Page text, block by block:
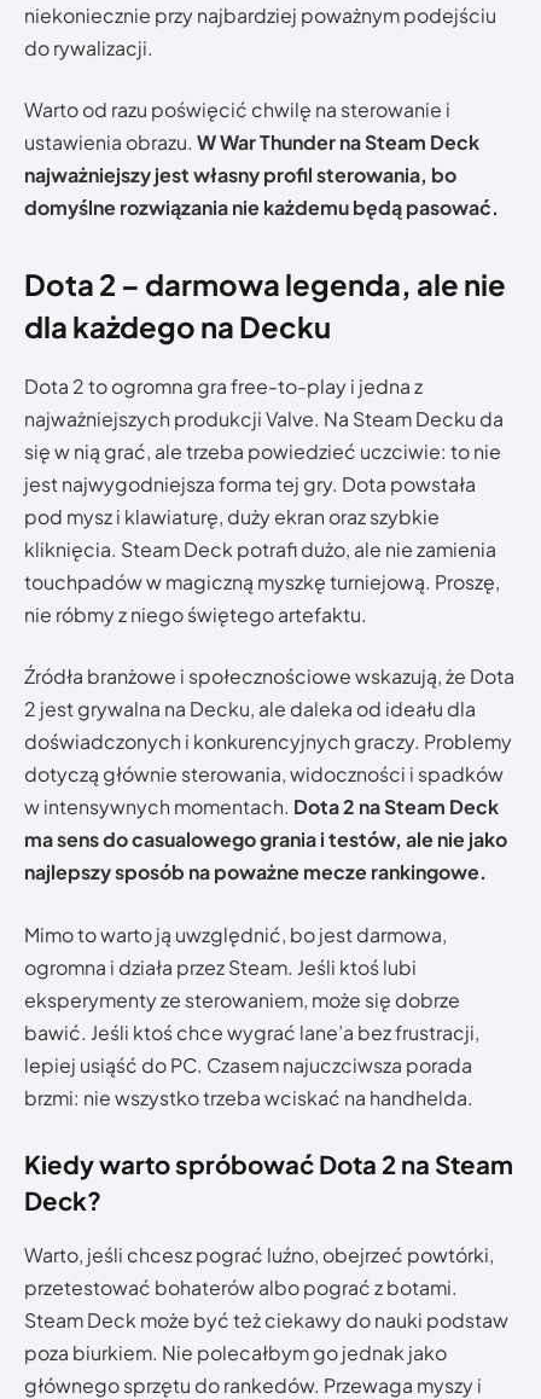
niekoniecznie przy najbardziej poważnym podejściu
do rywalizacji.
Warto od razu poświęcić chwilę na sterowanie i
ustawienia obrazu. W War Thunder na Steam Deck
najważniejszy jest własny profil sterowania, bo
domyślne rozwiązania nie każdemu będą pasować.
Dota 2 – darmowa legenda, ale nie
dla każdego na Decku
Dota 2 to ogromna gra free-to-play i jedna z
najważniejszych produkcji Valve. Na Steam Decku da
się w nią grać, ale trzeba powiedzieć uczciwie: to nie
jest najwygodniejsza forma tej gry. Dota powstała
pod mysz i klawiaturę, duży ekran oraz szybkie
kliknięcia. Steam Deck potrafi dużo, ale nie zamienia
touchpadów w magiczną myszkę turniejową. Proszę,
nie róbmy z niego świętego artefaktu.
Źródła branżowe i społecznościowe wskazują, że Dota
2 jest grywalna na Decku, ale daleka od ideału dla
doświadczonych i konkurencyjnych graczy. Problemy
dotyczą głównie sterowania, widoczności i spadków
w intensywnych momentach. Dota 2 na Steam Deck
ma sens do casualowego grania i testów, ale nie jako
najlepszy sposób na poważne mecze rankingowe.
Mimo to warto ją uwzględnić, bo jest darmowa,
ogromna i działa przez Steam. Jeśli ktoś lubi
eksperymenty ze sterowaniem, może się dobrze
bawić. Jeśli ktoś chce wygrać lane’a bez frustracji,
lepiej usiąść do PC. Czasem najuczciwsza porada
brzmi: nie wszystko trzeba wciskać na handhelda.
Kiedy warto spróbować Dota 2 na Steam
Deck?
Warto, jeśli chcesz pograć luźno, obejrzeć powtórki,
przetestować bohaterów albo pograć z botami.
Steam Deck może być też ciekawy do nauki podstaw
poza biurkiem. Nie polecałbym go jednak jako
głównego sprzętu do rankedów. Przewaga myszy i